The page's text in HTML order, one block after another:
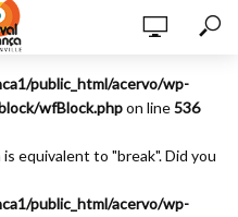
equivalent to "break". Did you
public_html/acervo/wp-
wfBlock.phpon line536
equivalent to "break". Did you
public_html/acervo/wp-